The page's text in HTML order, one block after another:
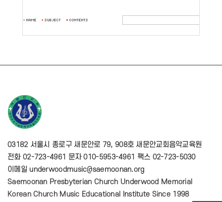
03182 서울시 종로구 새문안로 79, 908호 새문안교회음악교육원
전화 02-723-4961 문자 010-5953-4961 팩스 02-723-5030
이메일 underwoodmusic@saemoonan.org
Saemoonan Presbyterian Church Underwood Memorial
Korean Church Music Educational Institute Since 1998